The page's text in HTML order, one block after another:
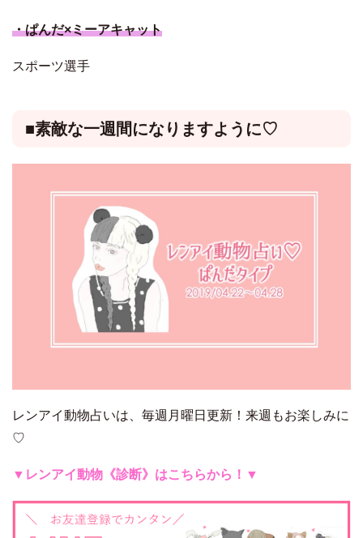
・ぱんだ×ミーアキャット
スポーツ選手
■素敵な一週間になりますように♡
レンアイ動物占いは、毎週月曜日更新！来週もお楽しみに
♡
▼レンアイ動物《診断》はこちらから！▼